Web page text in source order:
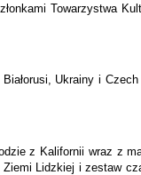
Towarzystwa
Ukrainy i Czech
z Kalifornii wraz z
Lidzkiej i zestaw